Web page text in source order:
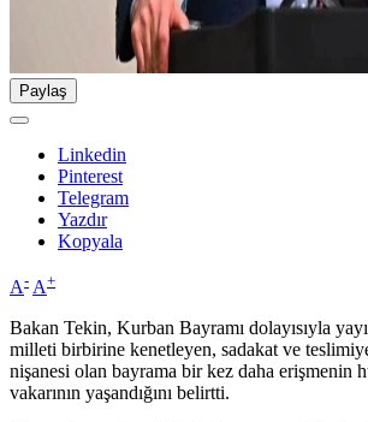
Paylaş
Linkedin
Pinterest
Telegram
Yazdır
Kopyala
A- A+
Bakan Tekin, Kurban Bayramı dolayısıyla
milleti birbirine kenetleyen, sadakat ve
nişanesi olan bayrama bir kez daha erişmenin
vakarının yaşandığını belirtti.